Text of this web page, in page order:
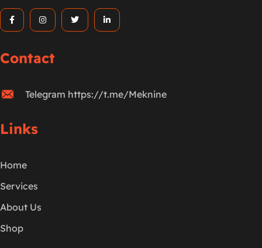
Contact
Telegram https://t.me/Meknine
Links
Home
Services
About Us
Shop